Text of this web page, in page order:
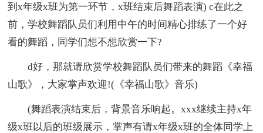
到x年级x班为第一环节，x班结束后舞蹈表演) c在此之
前，学校舞蹈队员们利用中午的时间精心排练了一个好
看的舞蹈，同学们想不想欣赏一下?
d好，那就请欣赏学校舞蹈队员们带来的舞蹈《幸福
山歌》，大家掌声欢迎!(《幸福山歌》音乐)
(舞蹈表演结束后，背景音乐响起。xxx继续主持x年
级x班以后的班级展示，掌声有请x年级x班的全体同学上